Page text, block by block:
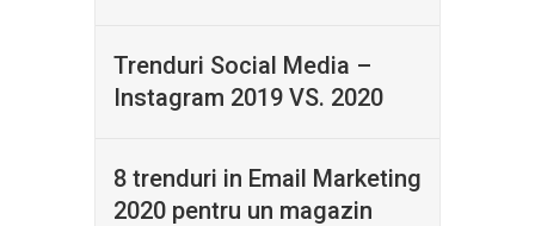
Trenduri Social Media –
Instagram 2019 VS. 2020
8 trenduri in Email Marketing
2020 pentru un magazin